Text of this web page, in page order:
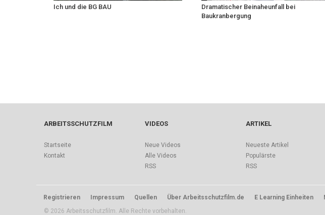
Ich und die BG BAU
Dramatischer Beinaheunfall bei
Baukranbergung
ARBEITSSCHUTZFILM
Startseite
Kontakt
VIDEOS
Neue Videos
Alle Videos
RSS
ARTIKEL
Neueste Artikel
Populärste
RSS
Registrieren Impressum Quellen Über Arbeitsschutzfilm.de E Learning Einheiten
© 2026 Arbeitsschutzfilm. Alle Rechte vorbehalten.